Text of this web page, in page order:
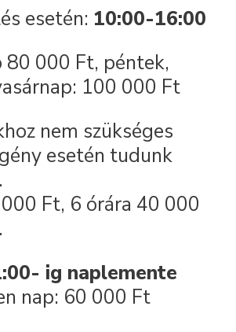
esetén: 10:00-16:00
80 000 Ft, péntek,
100 000 Ft
nem szükséges
esetén tudunk
Ft, 6 órára 40 000
ig naplemente
nap: 60 000 Ft